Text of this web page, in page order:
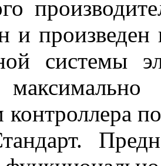
и
системы
контроллера